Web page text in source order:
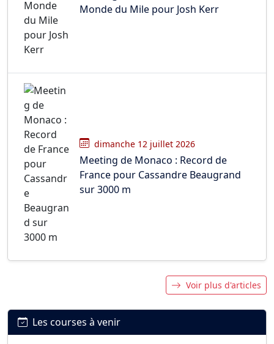
Monde du Mile pour Josh Kerr
dimanche 12 juillet 2026
Meeting de Monaco : Record de
France pour Cassandre Beaugrand
sur 3000 m
Voir plus d'articles
Les courses à venir